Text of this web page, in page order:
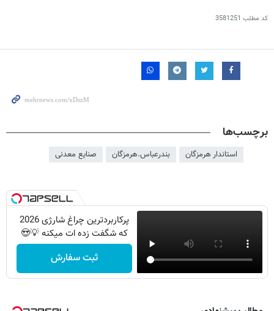
کد مطلب 3581251
برچسب‌ها
استاندار هرمزگان بندرعباس.هرمزگان صنایع معدنی
پرکاربردترین چراغ شارژی 2026
که شگفت زده ات میکنه 💡😍
ثبت سفارش